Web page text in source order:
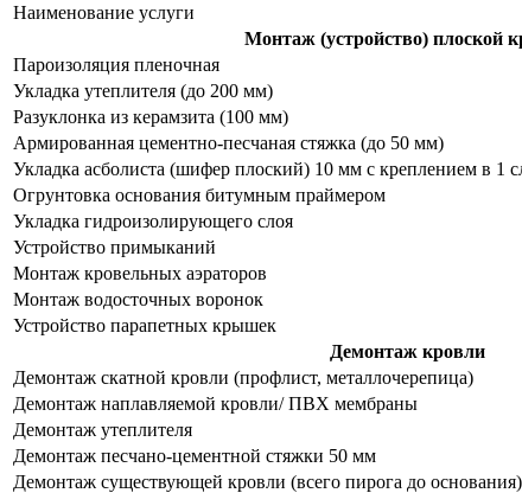
Наименование услуги
Монтаж (устройство) плоской
Пароизоляция пленочная
Укладка утеплителя (до 200 мм)
Разуклонка из керамзита (100 мм)
Армированная цементно-песчаная стяжка (до 50 мм)
Укладка асболиста (шифер плоский) 10 мм с креплением в 1
Огрунтовка основания битумным праймером
Укладка гидроизолирующего слоя
Устройство примыканий
Монтаж кровельных аэраторов
Монтаж водосточных воронок
Устройство парапетных крышек
Демонтаж кровли
Демонтаж скатной кровли (профлист, металлочерепица)
Демонтаж наплавляемой кровли/ ПВХ мембраны
Демонтаж утеплителя
Демонтаж песчано-цементной стяжки 50 мм
Демонтаж существующей кровли (всего пирога до